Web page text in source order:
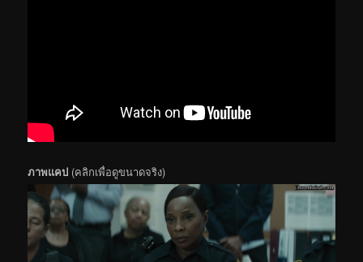
ภาพแคป (คลิกเพื่อดูขนาดจริง)